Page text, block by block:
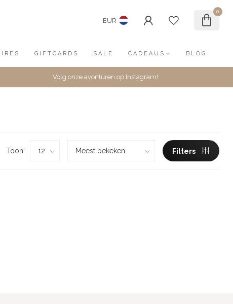
EUR
0
GIFTCARDS SALE CADEAUS BLOG
Volg onze avonturen op Instagram!
Toon: Filters